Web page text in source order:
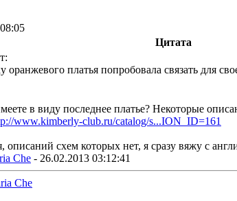
Цитата
оранжевого платья попробовала связать для
в виду последнее платье? Некоторые
www.kimberly-club.ru/catalog/s...ION_ID=161
описаний схем которых нет, я сразу вяжу с
Che - 26.02.2013 03:12:41
Che